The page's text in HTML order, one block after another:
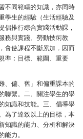
不同範疇的知識，亦同時
學生的經驗（生活經驗及
倡推行綜合實踐活動課，
務與實踐、勞動技術教
會使課程不斷累加，因而
準：目標、範圍、重要
、偏、舊」和偏重課本的
聯繫。二、關注學生的學
知識和技能。三、倡導學
為了達致以上的目標，本
知識的能力、分析和解決
能力。